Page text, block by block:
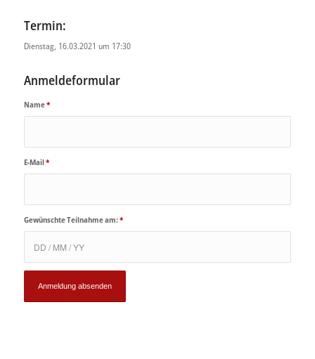
Termin:
Dienstag, 16.03.2021 um 17:30
Anmeldeformular
Name*
E-Mail*
Gewünschte Teilnahme am:*